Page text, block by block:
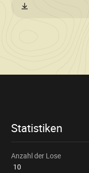
Verkaufsinformationen
Statistiken
Anzahl der Lose
10